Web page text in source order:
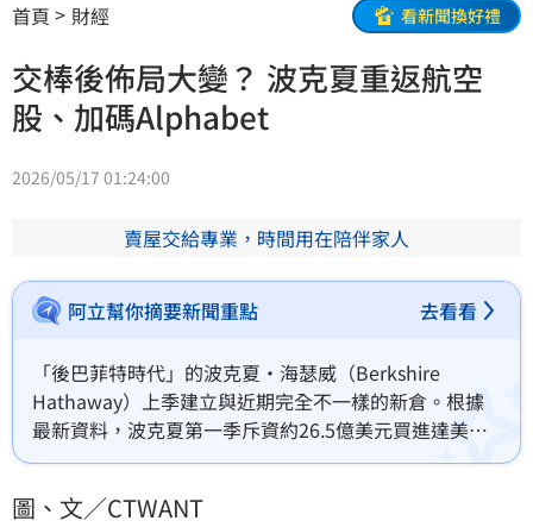
首頁 財經 看新聞換好禮
交棒後佈局大變？ 波克夏重返航空
股、加碼Alphabet
2026/05/17 01:24:00
賣屋交給專業，時間用在陪伴家人
阿立幫你摘要新聞重點 去看看
「後巴菲特時代」的波克夏・海瑟威（Berkshire
Hathaway）上季建立與近期完全不一樣的新倉。根據
最新資料，波克夏第一季斥資約26.5億美元買進達美航
空（Delta Air Lines），這是自2020年疫情期間全面清
圖、文／CTWANT